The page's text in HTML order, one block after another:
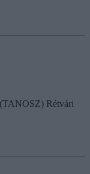
(TANOSZ) Rétvári